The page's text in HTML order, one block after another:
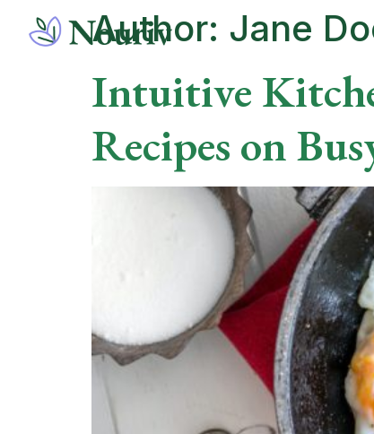
Author: Jane
Intuitive
Recipes on